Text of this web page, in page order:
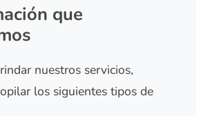
que
nuestros servicios,
los siguientes tipos de